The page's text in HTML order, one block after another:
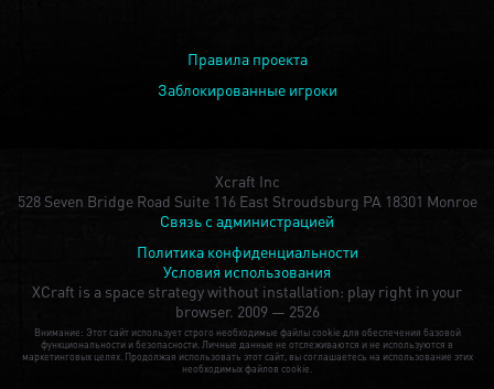
Правила проекта
Заблокированные игроки
Xcraft Inc
528 Seven Bridge Road Suite 116 East Stroudsburg PA 18301 Monroe
Связь с администрацией
Политика конфиденциальности
Условия использования
XCraft is a space strategy without installation: play right in your
browser. 2009 — 2526
Внимание: Этот сайт использует строго необходимые файлы cookie для обеспечения базовой
функциональности и безопасности. Личные данные не отслеживаются и не используются в
маркетинговых целях. Продолжая использовать этот сайт, вы соглашаетесь на использование этих
необходимых файлов cookie.